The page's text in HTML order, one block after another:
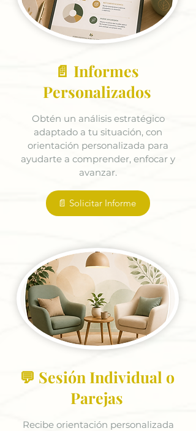
📄 Informes
Personalizados
Obtén un análisis estratégico
adaptado a tu situación, con
orientación personalizada para
ayudarte a comprender, enfocar y
avanzar.
📄 Solicitar Informe
💬 Sesión Individual o
Parejas
Recibe orientación personalizada